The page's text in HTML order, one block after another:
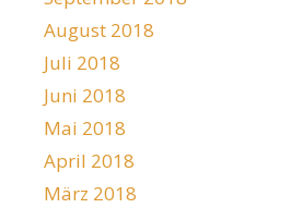
August 2018
Juli 2018
Juni 2018
Mai 2018
April 2018
März 2018